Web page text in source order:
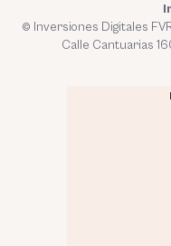
© Inversiones Digitales
Calle Cantuarias